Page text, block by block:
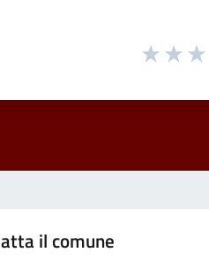
il comune